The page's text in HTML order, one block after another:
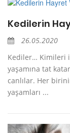
Kedilerin
26.05.2020
Kediler… Kimileri
yaşamına tat
canlılar. Her
yaşamları ...